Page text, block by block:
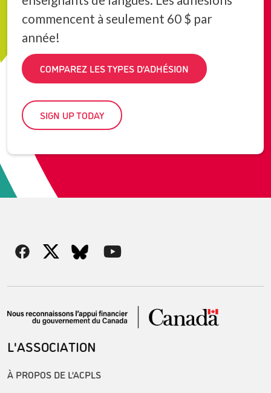
commencent à seulement 60 $ par
année!
COMPAREZ LES TYPES D’ADHÉSION
SIGN UP TODAY
L'ASSOCIATION
À PROPOS DE L’ACPLS